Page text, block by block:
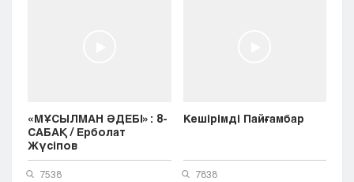
«МҰСЫЛМАН ӘДЕБІ»: 8-
САБАҚ / Ерболат
Жүсіпов
7538
Кешірімді Пайғамбар
7838